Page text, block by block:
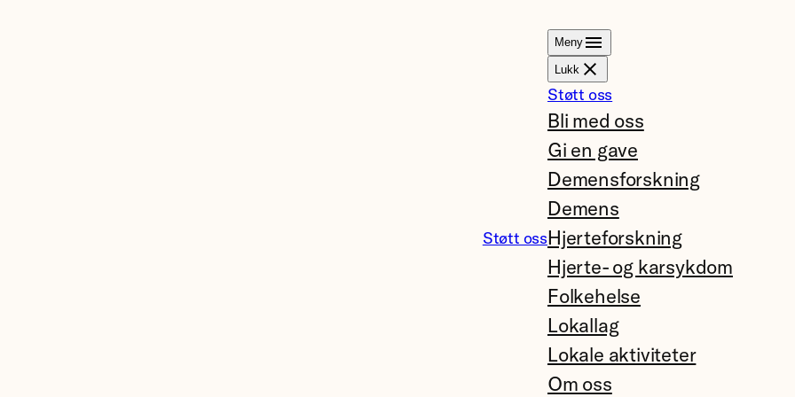
Støtt oss
Meny
Lukk
Støtt oss
Bli med oss
Gi en gave
Demensforskning
Demens
Hjerteforskning
Hjerte- og karsykdom
Folkehelse
Lokallag
Lokale aktiviteter
Om oss